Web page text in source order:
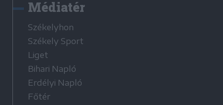
Médiatér
Székelyhon
Székely Sport
Liget
Bihari Napló
Erdélyi Napló
Főtér